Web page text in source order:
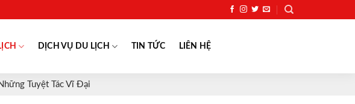
DỊCH VỤ DU LỊCH TIN TỨC LIÊN HỆ
Tuyệt Tác Vĩ Đại